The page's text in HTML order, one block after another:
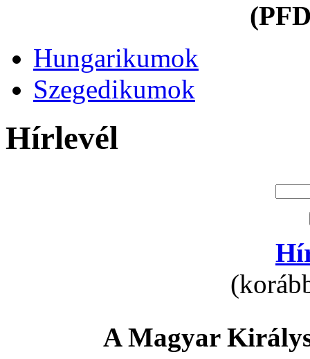
Hungarikumok
Szegedikumok
Hírlevél
A Magyar